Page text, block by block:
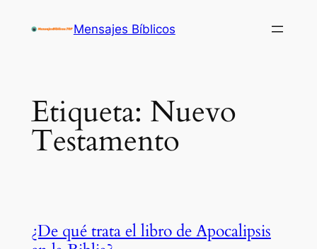
Mensajes Bíblicos
Etiqueta: Nuevo
Testamento
¿De qué trata el libro de Apocalipsis